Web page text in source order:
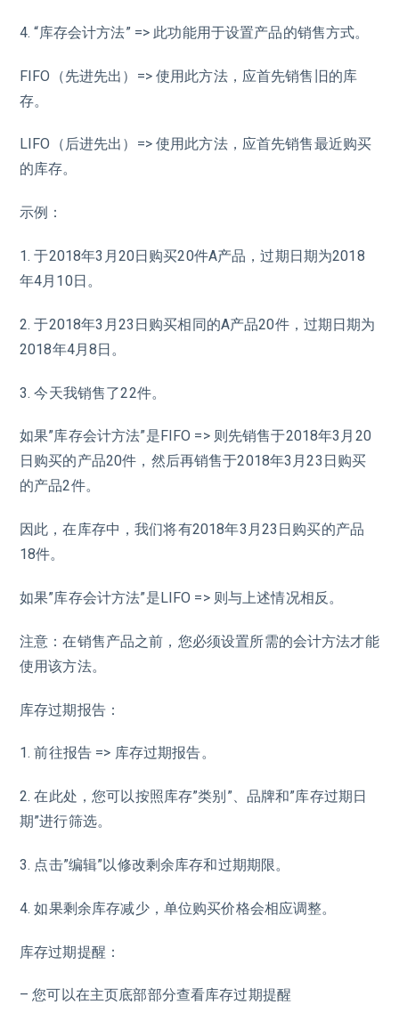
4. “库存会计方法” => 此功能用于设置产品的销售方式。
FIFO（先进先出）=> 使用此方法，应首先销售旧的库
存。
LIFO（后进先出）=> 使用此方法，应首先销售最近购买
的库存。
示例：
1. 于2018年3月20日购买20件A产品，过期日期为2018
年4月10日。
2. 于2018年3月23日购买相同的A产品20件，过期日期为
2018年4月8日。
3. 今天我销售了22件。
如果”库存会计方法”是FIFO => 则先销售于2018年3月20
日购买的产品20件，然后再销售于2018年3月23日购买
的产品2件。
因此，在库存中，我们将有2018年3月23日购买的产品
18件。
如果”库存会计方法”是LIFO => 则与上述情况相反。
注意：在销售产品之前，您必须设置所需的会计方法才能
使用该方法。
库存过期报告：
1. 前往报告 => 库存过期报告。
2. 在此处，您可以按照库存”类别”、品牌和”库存过期日
期”进行筛选。
3. 点击”编辑”以修改剩余库存和过期期限。
4. 如果剩余库存减少，单位购买价格会相应调整。
库存过期提醒：
– 您可以在主页底部部分查看库存过期提醒